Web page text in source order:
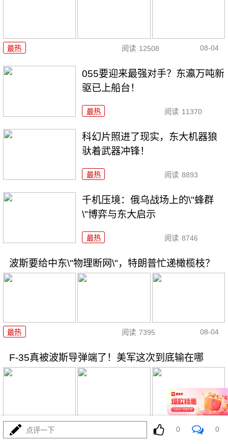
最热 阅读 12508 08-04
055要迎来最强对手？东瀛万吨新
驱已上船台！
最热 阅读 11370
科幻片照进了现实，东大机器狼
驮着武器冲锋！
最热 阅读 8893
千机压境：俄乌战场上的\"蜂群
\"博弈与东大启示
最热 阅读 8746
波斯要给中东\"物理断网\"，特朗普忙递橄榄枝？
最热 阅读 7395 08-04
F-35真被波斯导弹端了！美军这次到底输在哪
最热 7174 08-04
点评一下 0 0